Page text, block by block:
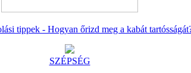
tippek - Hogyan őrizd meg a kabát
SZÉPSÉG